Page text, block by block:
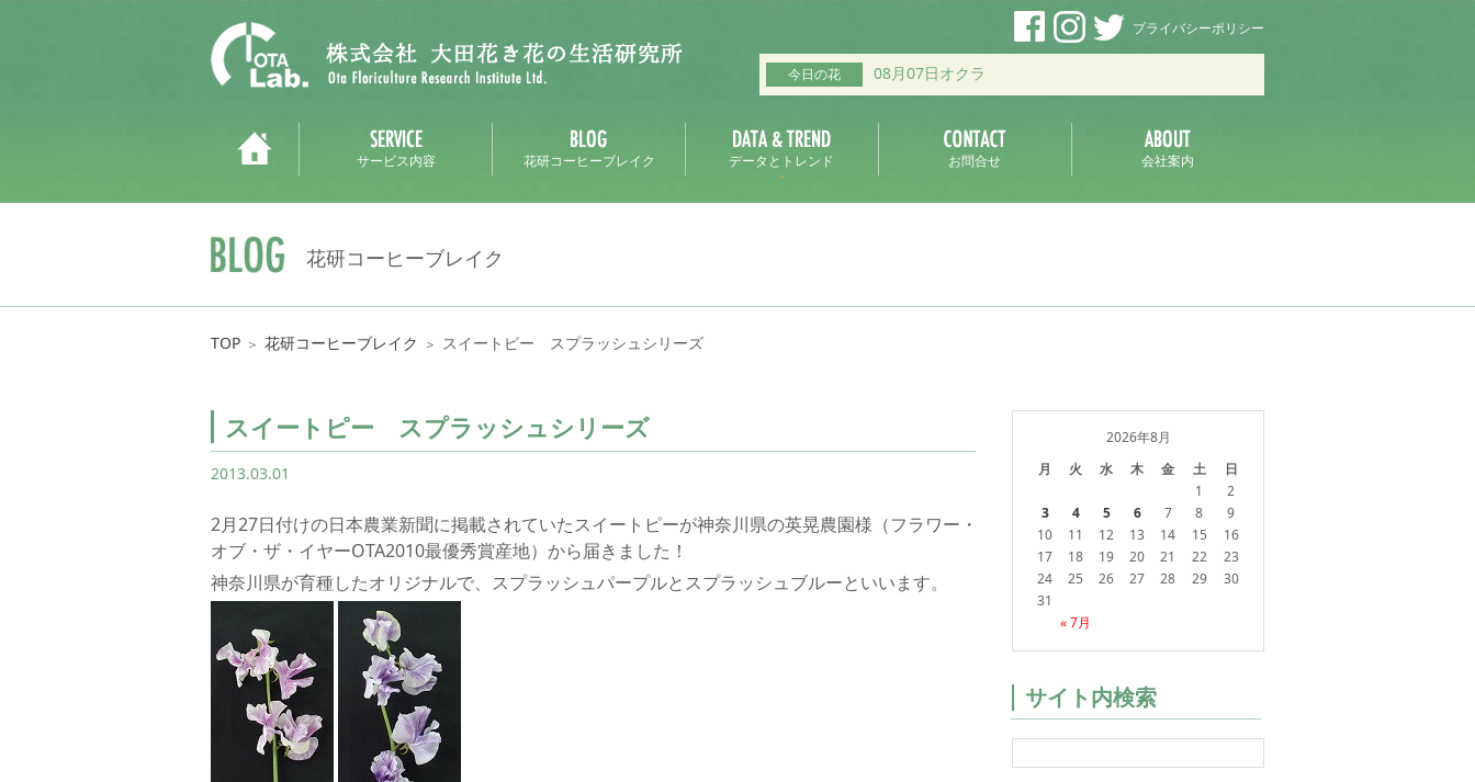
プライバシーポリシー
今日の花 08月07日オクラ
サービス内容 花研コーヒーブレイク データとトレンド お問合せ 会社案内
花研コーヒーブレイク
TOP ＞ 花研コーヒーブレイク ＞ スイートピー スプラッシュシリーズ
スイートピー スプラッシュシリーズ
2013.03.01
2月27日付けの日本農業新聞に掲載されていたスイートピーが神奈川県の英晃農園様（フラワー・
オブ・ザ・イヤーOTA2010最優秀賞産地）から届きました！
神奈川県が育種したオリジナルで、スプラッシュパープルとスプラッシュブルーといいます。
2026年8月
月
火 水 木 金 土 日
« 7月
1
2
3
4 5 6 7 8
9
10
11 12 13 14 15
16
17
18 19 20 21 22
23
24
25 26 27 28 29
30
31
サイト内検索